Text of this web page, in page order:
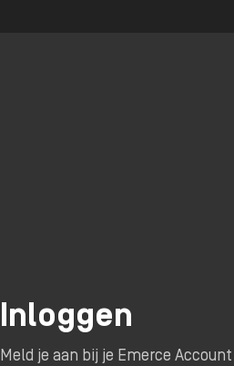
Inloggen
Meld je aan bij je Emerce Account